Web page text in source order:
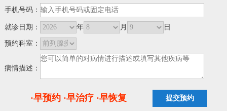
手机号码：
就诊日期： 年 月 日
预约科室：
病情描述：
·早预约 ·早治疗 ·早恢复